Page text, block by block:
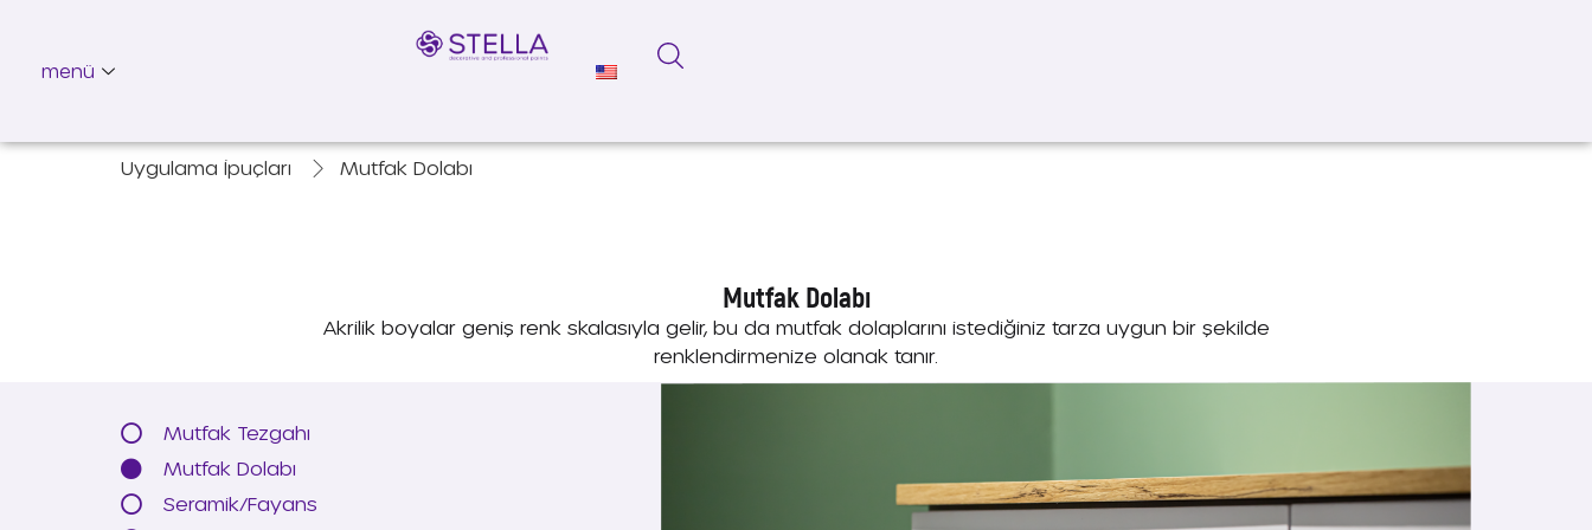
menü
Uygulama İpuçları Mutfak Dolabı
Mutfak Dolabı
Akrilik boyalar geniş renk skalasıyla gelir, bu da mutfak dolaplarını istediğiniz tarza uygun bir şekilde
renklendirmenize olanak tanır.
Mutfak Tezgahı
Mutfak Dolabı
Seramik/Fayans